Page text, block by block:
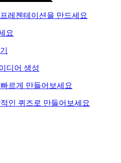
레젠테이션을 만드세요
요
디어 생성
르게 만들어보세요
인 퀴즈로 만들어보세요